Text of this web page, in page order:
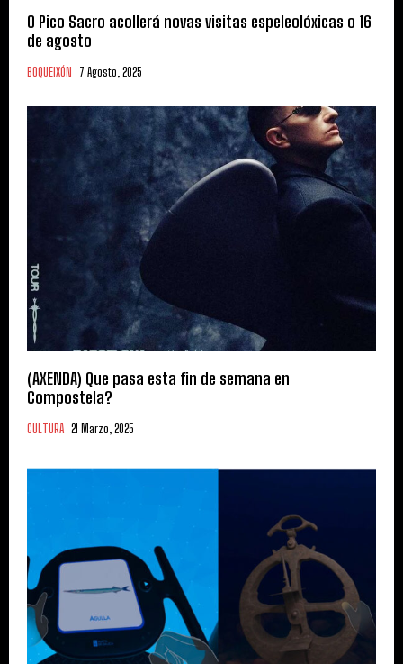
O Pico Sacro acollerá novas visitas espeleolóxicas o 16
de agosto
BOQUEIXÓN 7 Agosto, 2025
(AXENDA) Que pasa esta fin de semana en
Compostela?
CULTURA 21 Marzo, 2025